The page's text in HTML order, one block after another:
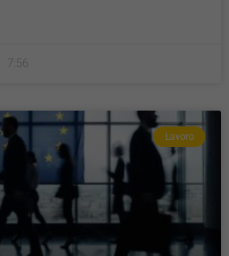
7:56
Lavoro